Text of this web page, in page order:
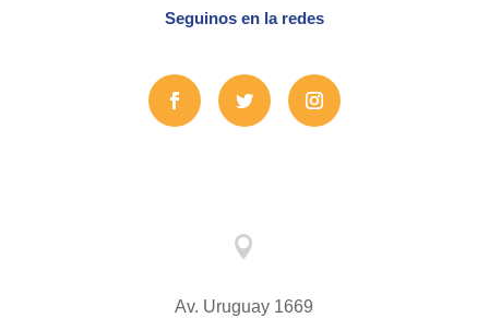
Seguinos en la redes

Av. Uruguay 1669